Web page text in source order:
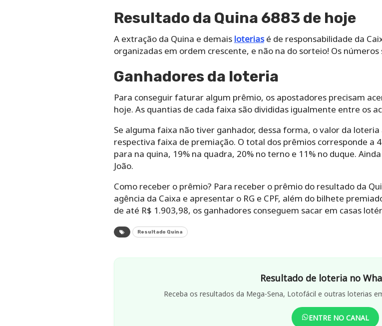
Resultado da Quina 6883 de hoje
A extração da Quina e demais loteriasé de responsabilidade da
organizadas em ordem crescente, e não na do sorteio! Os
Ganhadores da loteria
Para conseguir faturar algum prêmio, os apostadores precisam
hoje. As quantias de cada faixa são divididas igualmente entre os
Se alguma faixa não tiver ganhador, dessa forma, o valor da
respectiva faixa de premiação. O total dos prêmios corresponde a
para na quina, 19% na quadra, 20% no terno e 11% no duque.
João.
Como receber o prêmio? Para receber o prêmio do resultado da
agência da Caixa e apresentar o RG e CPF, além do bilhete
de até R$ 1.903,98, os ganhadores conseguem sacar em casas
Resultado Quina
Resultado de loteria no
Receba os resultados da Mega-Sena, Lotofácil e outras loterias
ENTRE NO CANAL